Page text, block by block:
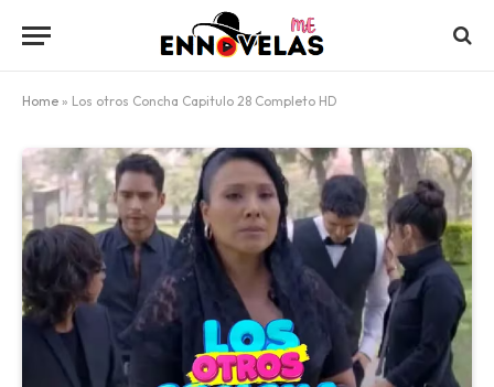
Home » Los otros Concha Capitulo 28 Completo HD